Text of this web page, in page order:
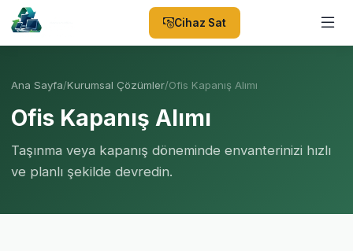
Cihaz Sat
Ana Sayfa/Kurumsal Çözümler/Ofis Kapanış Alımı
Ofis Kapanış Alımı
Taşınma veya kapanış döneminde envanterinizi hızlı
ve planlı şekilde devredin.